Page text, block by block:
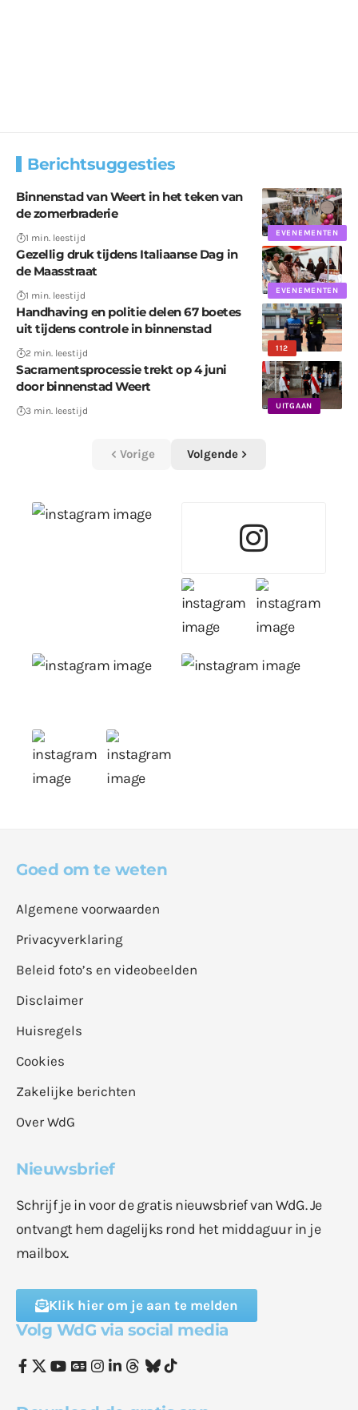
Berichtsuggesties
EVENEMENTEN
Binnenstad van Weert in het teken van
de zomerbraderie
1 min. leestijd
EVENEMENTEN
Gezellig druk tijdens Italiaanse Dag in
de Maasstraat
1 min. leestijd
112
Handhaving en politie delen 67 boetes
uit tijdens controle in binnenstad
2 min. leestijd
UITGAAN
Sacramentsprocessie trekt op 4 juni
door binnenstad Weert
3 min. leestijd
Vorige Volgende
Goed om te weten
Algemene voorwaarden
Privacyverklaring
Beleid foto’s en videobeelden
Disclaimer
Huisregels
Cookies
Zakelijke berichten
Over WdG
Nieuwsbrief
Schrijf je in voor de gratis nieuwsbrief van WdG. Je
ontvangt hem dagelijks rond het middaguur in je
mailbox.
Klik hier om je aan te melden
Volg WdG via social media